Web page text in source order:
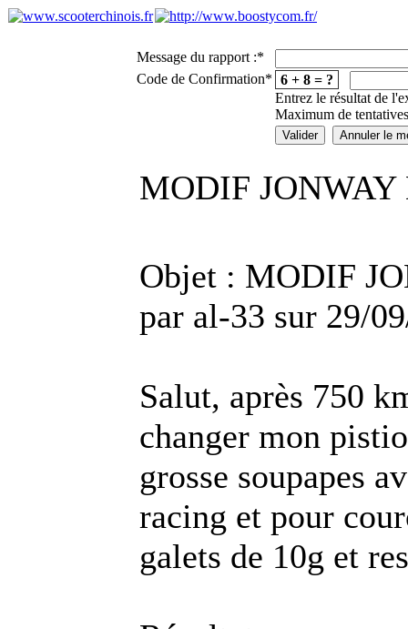
Message du rapport :*
Code de Confirmation* 6 + 8 = ?
Entrez le résultat de
Maximum de
MODIF JONWAY
Objet : MODIF
par al-33 sur 29/
Salut, après 750
changer mon
grosse soupapes
racing et pour
galets de 10g et